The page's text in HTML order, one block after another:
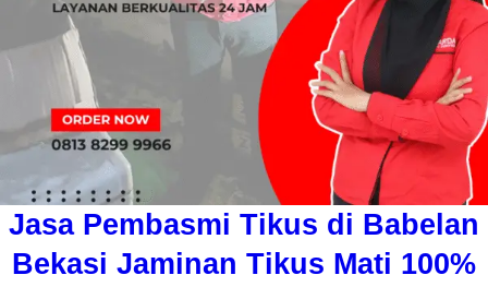
Jasa Pembasmi Tikus di Babelan
Bekasi Jaminan Tikus Mati 100%